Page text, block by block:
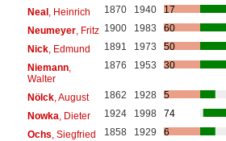
Neal, Heinrich 1870 1940
17
Neumeyer, Fritz 1900 1983
60
Nick, Edmund 1891 1973
50
Niemann,
Walter
1876 1953 30
Nölck, August 1862 1928
5
Nowka , Dieter 1924 1998
74
Ochs , Siegfried 1858 1929
6